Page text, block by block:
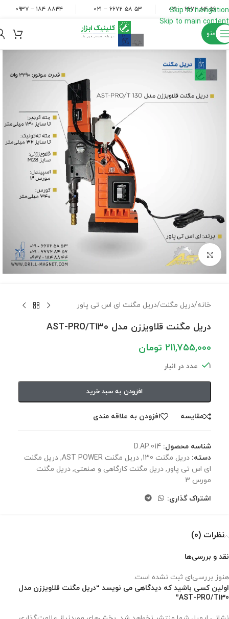
Skip to navigation
Skip to main content
۵۶ ۸۴ ۶۶۷۲ – ۰۲۱ ۵۳ ۵۸ ۶۶۷۲ – ۰۲۱ ۸۸۴۴ ۱۸۴ – ۰۹۳۷
منو
برای بزرگنمایی کلیک کنید
خانه/دریل مگنت/دریل مگنت ای اس تی پاور
دریل مگنت قلاویززن مدل AST-PRO/T130
211,755,000 تومان
1 عدد در انبار
افزودن به سبد خرید
مقايسه افزودن به علاقه مندی
شناسه محصول: D.AP.014
دسته: دریل مگنت 130 , دریل مگنت AST POWER , دریل مگنت
ای اس تی پاور, دریل مگنت کارگاهی و صنعتی, دریل مگنت
مورس 3
اشتراک گذاری:
نظرات (0)
نقد و بررسی‌ها
هنوز بررسی‌ای ثبت نشده است.
اولین کسی باشید که دیدگاهی می نویسد “دریل مگنت قلاویززن مدل
AST-PRO/T130”